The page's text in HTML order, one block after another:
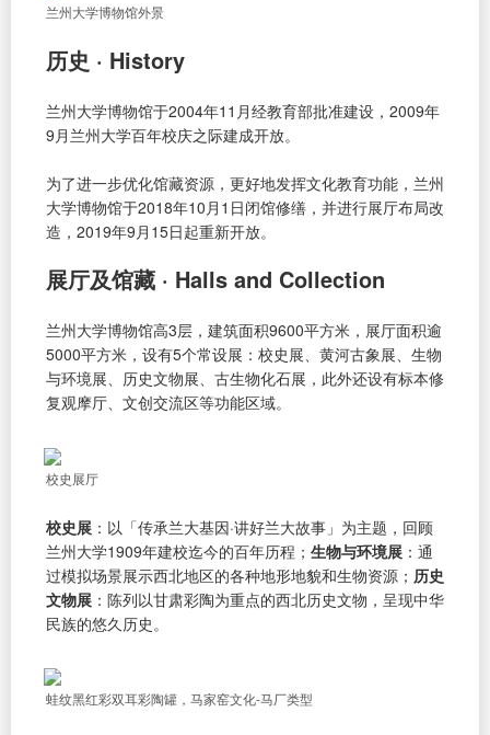
兰州大学博物馆外景
历史 · History
兰州大学博物馆于2004年11月经教育部批准建设，2009年
9月兰州大学百年校庆之际建成开放。
为了进一步优化馆藏资源，更好地发挥文化教育功能，兰州
大学博物馆于2018年10月1日闭馆修缮，并进行展厅布局改
造，2019年9月15日起重新开放。
展厅及馆藏 · Halls and Collection
兰州大学博物馆高3层，建筑面积9600平方米，展厅面积逾
5000平方米，设有5个常设展：校史展、黄河古象展、生物
与环境展、历史文物展、古生物化石展，此外还设有标本修
复观摩厅、文创交流区等功能区域。
校史展厅
校史展 ：以「传承兰大基因·讲好兰大故事」为主题，回顾
兰州大学1909年建校迄今的百年历程； 生物与环境展 ：通
过模拟场景展示西北地区的各种地形地貌和生物资源； 历史
文物展 ：陈列以甘肃彩陶为重点的西北历史文物，呈现中华
民族的悠久历史。
蛙纹黑红彩双耳彩陶罐，马家窑文化-马厂类型